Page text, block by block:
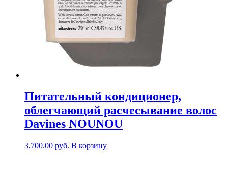
Питательный кондиционер,
облегчающий расчесывание волос
Davines NOUNOU
3,700.00 руб. В корзину